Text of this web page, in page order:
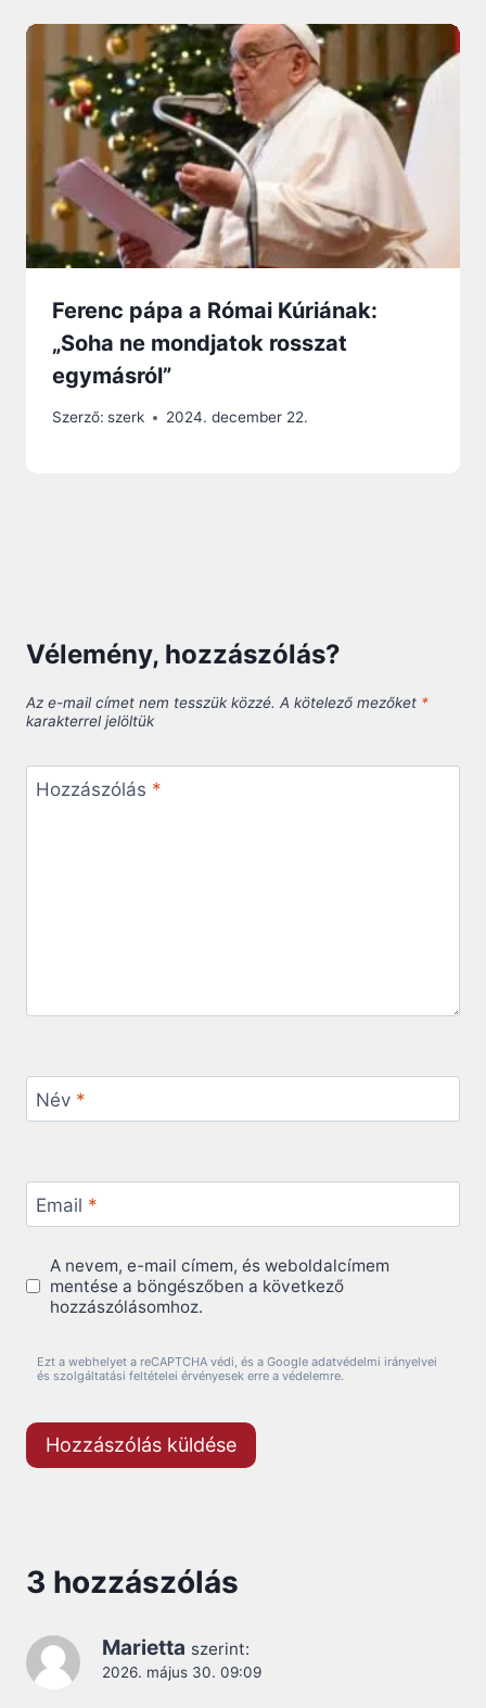
Ferenc pápa a Római Kúriának:
„Soha ne mondjatok rosszat
egymásról”
Szerző: szerk 2024. december 22.
Vélemény, hozzászólás?
Az e-mail címet nem tesszük közzé. A kötelező mezőket *
karakterrel jelöltük
Hozzászólás *
Név *
Email *
A nevem, e-mail címem, és weboldalcímem
mentése a böngészőben a következő
hozzászólásomhoz.
Ezt a webhelyet a reCAPTCHA védi, és a Google adatvédelmi irányelvei
és szolgáltatási feltételei érvényesek erre a védelemre.
3 hozzászólás
Marietta szerint:
2026. május 30. 09:09